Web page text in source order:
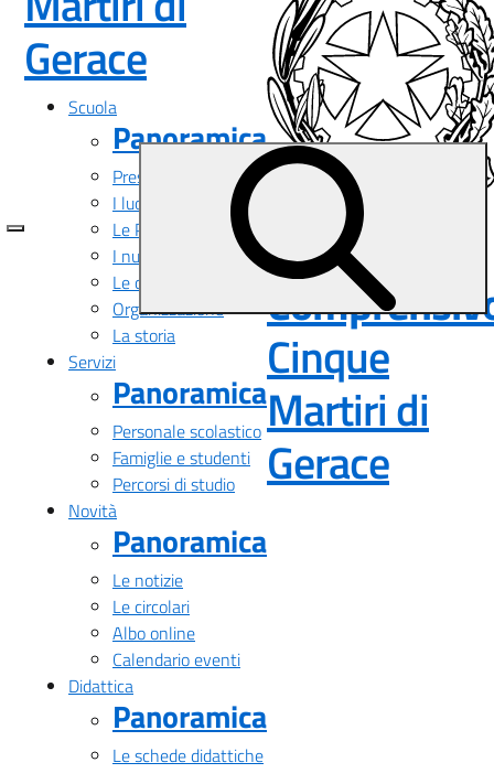
Gerace— Visita la pagina
Scuola
Panoramica
Presentazione
I luoghi
Le Persone
I numeri della scuola
Le carte della scuola
Organizzazione
La storia
Servizi
Panoramica
Personale scolastico
Famiglie e studenti
Percorsi di studio
Novità
Panoramica
Le notizie
Le circolari
Albo online
Calendario eventi
Didattica
Panoramica
Le schede didattiche
Istituto
Cinque
Martiri di
Gerace—